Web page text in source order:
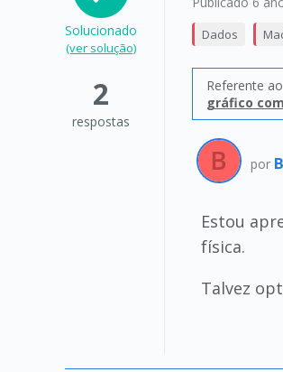
Solucionado
(ver solução)
2
respostas
Dados
Referente
gráfico
por
Estou
física.
Talvez